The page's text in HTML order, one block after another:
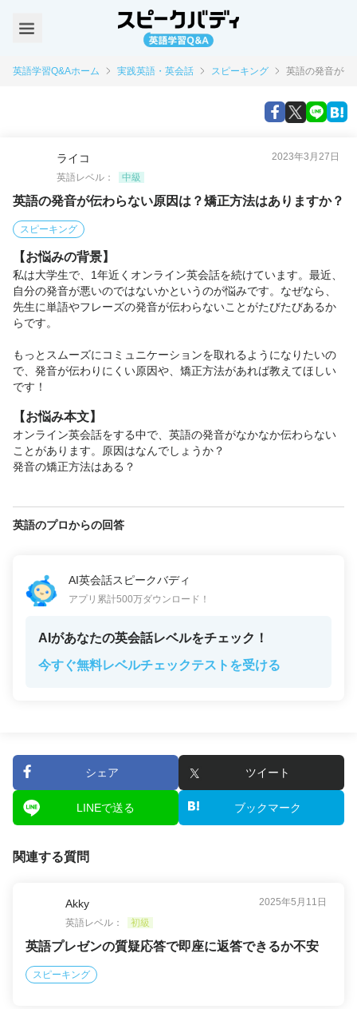
英語学習Q&Aホーム 実践英語・英会話 スピーキング 英語の発音が伝
ライコ
2023年3月27日
英語レベル：
中級
英語の発音が伝わらない原因は？矯正方法はありますか？
スピーキング
【お悩みの背景】
私は大学生で、1年近くオンライン英会話を続けています。最近、
自分の発音が悪いのではないかというのが悩みです。なぜなら、
先生に単語やフレーズの発音が伝わらないことがたびたびあるか
らです。
もっとスムーズにコミュニケーションを取れるようになりたいの
で、発音が伝わりにくい原因や、矯正方法があれば教えてほしい
です！
【お悩み本文】
オンライン英会話をする中で、英語の発音がなかなか伝わらない
ことがあります。原因はなんでしょうか？
発音の矯正方法はある？
英語のプロからの回答
AI英会話スピークバディ
アプリ累計500万ダウンロード！
AIがあなたの英会話レベルをチェック！
今すぐ無料レベルチェックテストを受ける
シェア ツイート
LINEで送る ブックマーク
関連する質問
Akky
2025年5月11日
英語レベル：
初級
英語プレゼンの質疑応答で即座に返答できるか不安
スピーキング